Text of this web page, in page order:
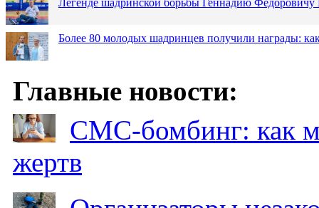
Более 80 молодых шадринцев получили награды:
Главные новости:
СМС-бомбинг: как
жертв